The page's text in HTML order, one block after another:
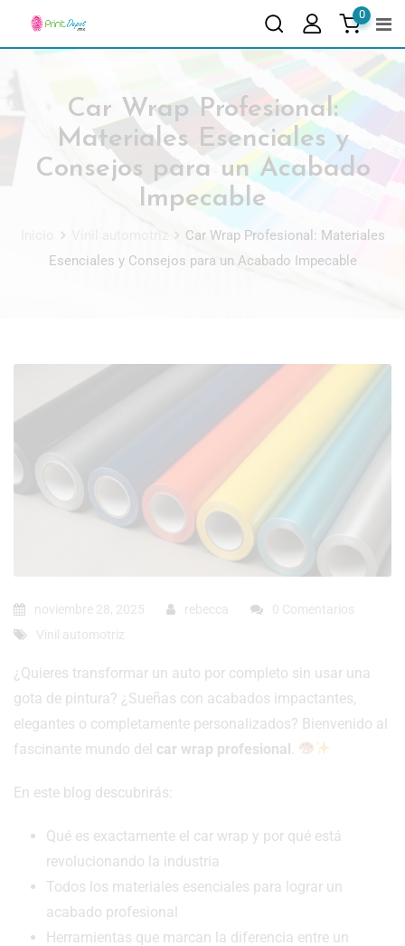
0
Car Wrap Profesional:
Materiales Esenciales y
Consejos para un Acabado
Impecable
Car Wrap Profesional: Materiales
Esenciales y Consejos para un Acabado Impecable
noviembre 28, 2025 rebecca
0 Comentarios
Vinil automotriz
¿Quieres transformar un auto por completo sin usar una
gota de pintura? ¿Sueñas con acabados impactantes,
elegantes o completamente personalizados? Bienvenido al
fascinante mundo del car wrap profesional
En este blog descubrirás:
Qué es exactamente el car wrap y por qué está
revolucionando la industria
Todos los materiales esenciales para lograr un
acabado profesional
Herramientas que marcan la diferencia entre un